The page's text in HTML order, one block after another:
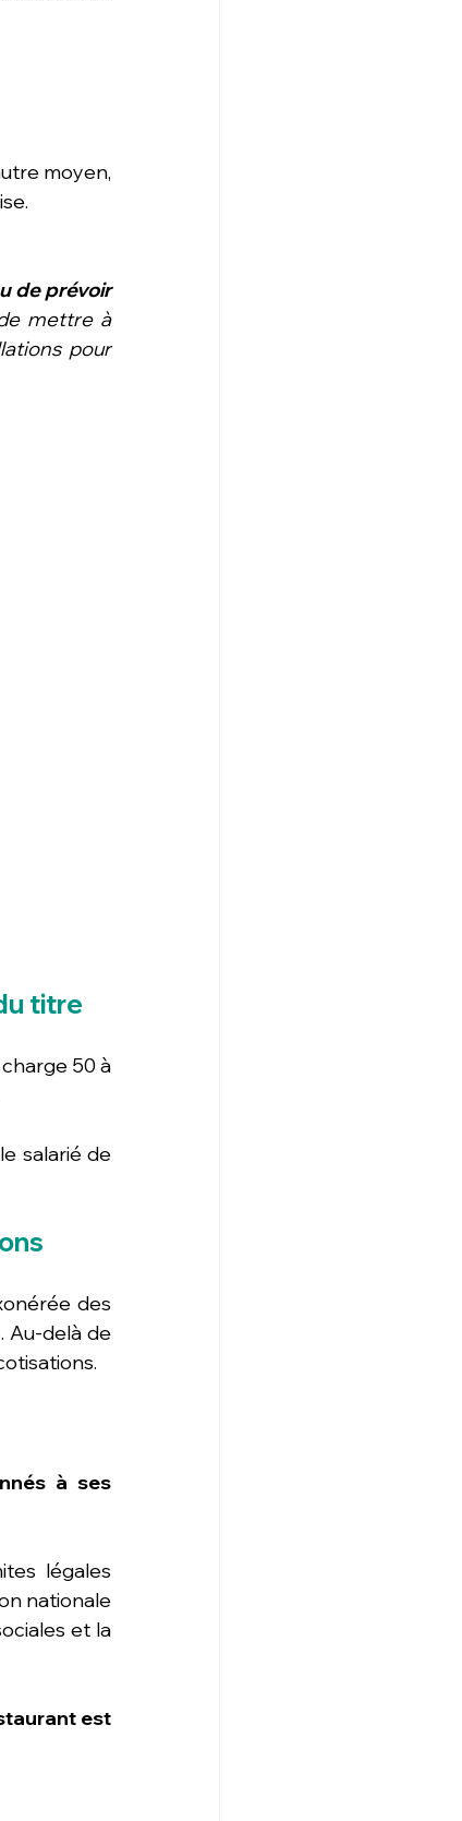
moyen,
de prévoir
mettre à
pour
titre
50 à
salarié de
des
. Au-delà de
à ses
nationale
et la
est